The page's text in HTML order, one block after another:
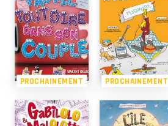
PROCHAINEMENT PROCHAINEMENT